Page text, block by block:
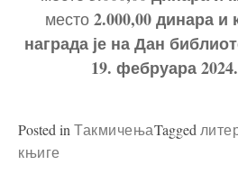
место 2.000,00 динара и
награда је на Дан
19. фебруара 2024
Posted in ТакмичењаTagged
књиге